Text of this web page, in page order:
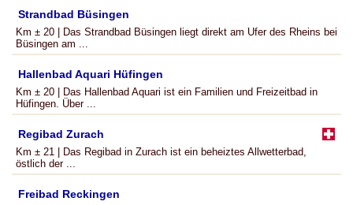
Strandbad Büsingen
Km ± 20 | Das Strandbad Büsingen liegt direkt am Ufer des Rheins bei
Büsingen am ...
Hallenbad Aquari Hüfingen
Km ± 20 | Das Hallenbad Aquari ist ein Familien und Freizeitbad in
Hüfingen. Über ...
Regibad Zurach
Km ± 21 | Das Regibad in Zurach ist ein beheiztes Allwetterbad,
östlich der ...
Freibad Reckingen